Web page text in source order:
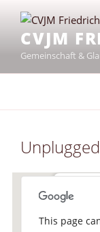
Inhalt
springenCVJM
Gemeinschaft &
CVJM-
This page